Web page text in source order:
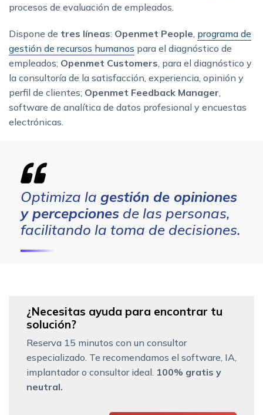
procesos de evaluación de empleados.
Dispone de tres líneas: Openmet People programa de
gestión de recursos humanos para el diagnóstico de
empleados; Openmet Customers , para el diagnóstico y
la consultoría de la satisfacción, experiencia, opinión y
perfil de clientes; Openmet Feedback Manager
software de analítica de datos profesional y encuestas
electrónicas.
Optimiza la gestión de opiniones
y percepciones de las personas,
facilitando la toma de decisiones.
¿Necesitas ayuda para encontrar tu
solución?
Reserva 15 minutos con un consultor
especializado. Te recomendamos el software, IA,
implantador o consultor ideal. 100% gratis y
neutral.